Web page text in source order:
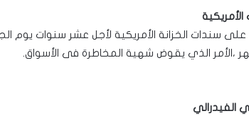
الأمريكية
،الأمر الذي يقوض شهية المخاطرة فى الأسواق.
الفيدرالي